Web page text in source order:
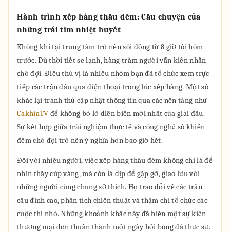
Hành trình xếp hàng thâu đêm: Câu chuyện của
những trái tim nhiệt huyết
Không khí tại trung tâm trở nên sôi động từ 8 giờ tối hôm
trước. Dù thời tiết se lạnh, hàng trăm người vẫn kiên nhẫn
chờ đợi. Điều thú vị là nhiều nhóm bạn đã tổ chức xem trực
tiếp các trận đấu qua điện thoại trong lúc xếp hàng. Một số
khác lại tranh thủ cập nhật thông tin qua các nền tảng như
CakhiaTV để không bỏ lỡ diễn biến mới nhất của giải đấu.
Sự kết hợp giữa trải nghiệm thực tế và công nghệ số khiến
đêm chờ đợi trở nên ý nghĩa hơn bao giờ hết.
Đối với nhiều người, việc xếp hàng thâu đêm không chỉ là để
nhìn thấy cúp vàng, mà còn là dịp để gặp gỡ, giao lưu với
những người cùng chung sở thích. Họ trao đổi về các trận
cầu đỉnh cao, phân tích chiến thuật và thậm chí tổ chức các
cuộc thi nhỏ. Những khoảnh khắc này đã biến một sự kiện
thương mại đơn thuần thành một ngày hội bóng đá thực sự.